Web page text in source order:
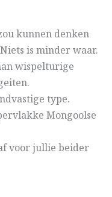
kunnen denken
is minder waar.
wispelturige
type.
Mongoolse
voor jullie beider